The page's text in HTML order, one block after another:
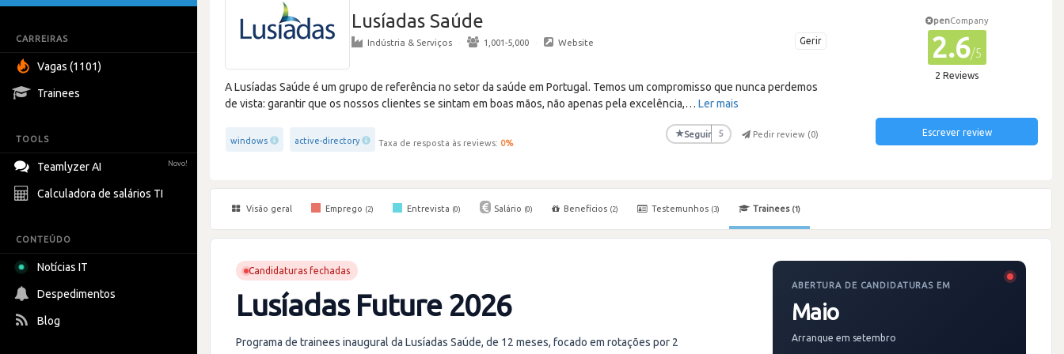
CARREIRAS
Vagas (1101)
Trainees
TOOLS
Teamlyzer AI Novo!
Calculadora de salários TI
CONTEÚDO
Notícias IT
Despedimentos
Blog
Lusíadas Saúde
Gerir
Indústria & Serviços · 1,001-5,000 · Website
A Lusíadas Saúde é um grupo de referência no setor da saúde em Portugal. Temos um compromisso que nunca perdemos
de vista: garantir que os nossos clientes se sintam em boas mãos, não apenas pela excelência,… Ler mais
windows active-directory Taxa de resposta às reviews: 0%
★Seguir 5 Pedir review (0)
penCompany
2.6/5
2 Reviews
Escrever review
Visão geral Emprego (2) Entrevista (0) Salário (0) Benefícios (2) Testemunhos (3) Trainees (1)
Candidaturas fechadas
Lusíadas Future 2026
Programa de trainees inaugural da Lusíadas Saúde, de 12 meses, focado em rotações por 2
ABERTURA DE CANDIDATURAS EM
Maio
Arranque em setembro